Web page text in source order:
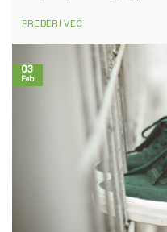
PREBERI VEČ
03
Feb